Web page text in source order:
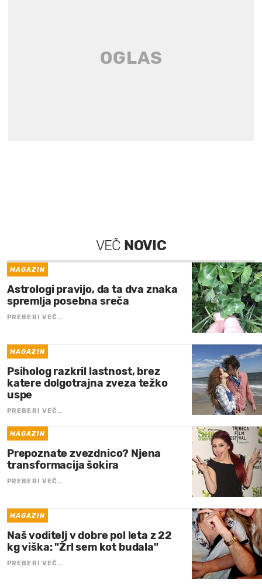
VEČ NOVIC
MAGAZIN
Astrologi pravijo, da ta dva znaka
spremlja posebna sreča
PREBERI VEČ…
MAGAZIN
Psiholog razkril lastnost, brez
katere dolgotrajna zveza težko
uspe
PREBERI VEČ…
MAGAZIN
Prepoznate zvezdnico? Njena
transformacija šokira
PREBERI VEČ…
MAGAZIN
Naš voditelj v dobre pol leta z 22
kg viška: "Žrl sem kot budala"
PREBERI VEČ…